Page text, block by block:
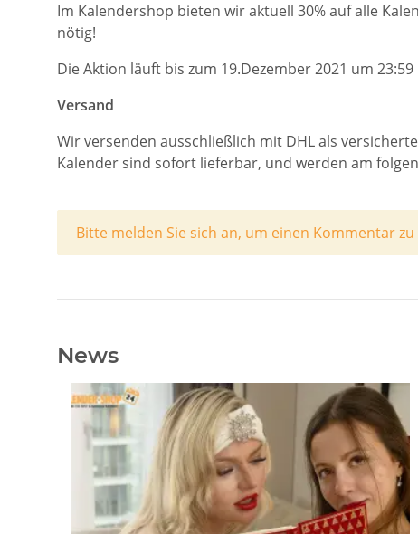
Im Kalendershop bieten wir aktuell 30% auf alle
nötig!
Die Aktion läuft bis zum 19.Dezember 2021 um
Versand
Wir versenden ausschließlich mit DHL als
Kalender sind sofort lieferbar, und werden am
x
Bitte melden Sie sich an, um einen Kommentar
News